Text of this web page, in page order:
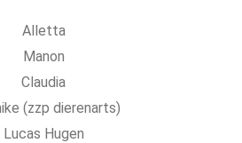
Alletta
Manon
Claudia
(zzp dierenarts)
Lucas Hugen